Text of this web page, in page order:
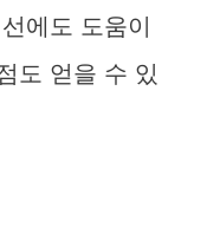
에도 도움이
도 얻을 수 있